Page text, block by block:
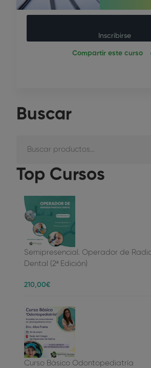
Inscribirse
Compartir este curso
Buscar
Top Cursos
Semipresencial. Operador de
Dental (2ª Edición)
210,00€
Curso Básico Odontopediatría